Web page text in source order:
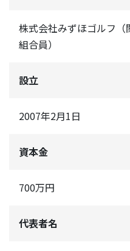
株式会社みずほゴルフ
組合員）
設立
2007年2月1日
資本金
700万円
代表者名